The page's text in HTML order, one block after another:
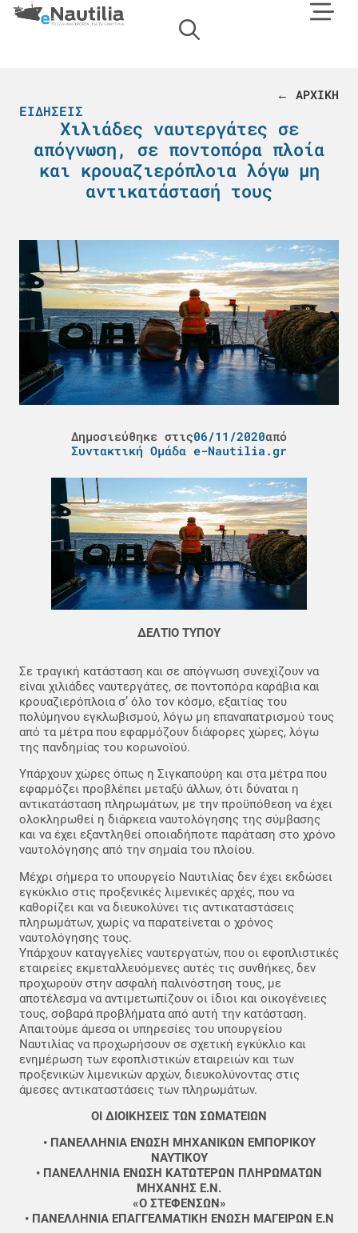
← ΑΡΧΙΚΗ
ΕΙΔΉΣΕΙΣ
Χιλιάδες ναυτεργάτες σε
απόγνωση, σε ποντοπόρα πλοία
και κρουαζιερόπλοια λόγω μη
αντικατάστασή τους
Δημοσιεύθηκε στις06/11/2020από
Συντακτική Ομάδα e-Nautilia.gr
ΔΕΛΤΙΟ ΤΥΠΟΥ
Σε τραγική κατάσταση και σε απόγνωση συνεχίζουν να
είναι χιλιάδες ναυτεργάτες, σε ποντοπόρα καράβια και
κρουαζιερόπλοια σ’ όλο τον κόσμο, εξαιτίας του
πολύμηνου εγκλωβισμού, λόγω μη επαναπατρισμού τους
από τα μέτρα που εφαρμόζουν διάφορες χώρες, λόγω
της πανδημίας του κορωνοϊού.
Υπάρχουν χώρες όπως η Σιγκαπούρη και στα μέτρα που
εφαρμόζει προβλέπει μεταξύ άλλων, ότι δύναται η
αντικατάσταση πληρωμάτων, με την προϋπόθεση να έχει
ολοκληρωθεί η διάρκεια ναυτολόγησης της σύμβασης
και να έχει εξαντληθεί οποιαδήποτε παράταση στο χρόνο
ναυτολόγησης από την σημαία του πλοίου.
Μέχρι σήμερα το υπουργείο Ναυτιλίας δεν έχει εκδώσει
εγκύκλιο στις προξενικές λιμενικές αρχές, που να
καθορίζει και να διευκολύνει τις αντικαταστάσεις
πληρωμάτων, χωρίς να παρατείνεται ο χρόνος
ναυτολόγησης τους.
Υπάρχουν καταγγελίες ναυτεργατών, που οι εφοπλιστικές
εταιρείες εκμεταλλευόμενες αυτές τις συνθήκες, δεν
προχωρούν στην ασφαλή παλινόστηση τους, με
αποτέλεσμα να αντιμετωπίζουν οι ίδιοι και οικογένειες
τους, σοβαρά προβλήματα από αυτή την κατάσταση.
Απαιτούμε άμεσα οι υπηρεσίες του υπουργείου
Ναυτιλίας να προχωρήσουν σε σχετική εγκύκλιο και
ενημέρωση των εφοπλιστικών εταιρειών και των
προξενικών λιμενικών αρχών, διευκολύνοντας στις
άμεσες αντικαταστάσεις των πληρωμάτων.
ΟΙ ΔΙΟΙΚΗΣΕΙΣ ΤΩΝ ΣΩΜΑΤΕΙΩΝ
• ΠΑΝΕΛΛΗΝΙΑ ΕΝΩΣΗ ΜΗΧΑΝΙΚΩΝ ΕΜΠΟΡΙΚΟΥ
ΝΑΥΤΙΚΟΥ
• ΠΑΝΕΛΛΗΝΙΑ ΕΝΩΣΗ ΚΑΤΩΤΕΡΩΝ ΠΛΗΡΩΜΑΤΩΝ
ΜΗΧΑΝΗΣ Ε.Ν.
«Ο ΣΤΕΦΕΝΣΩΝ»
• ΠΑΝΕΛΛΗΝΙΑ ΕΠΑΓΓΕΛΜΑΤΙΚΗ ΕΝΩΣΗ ΜΑΓΕΙΡΩΝ Ε.Ν